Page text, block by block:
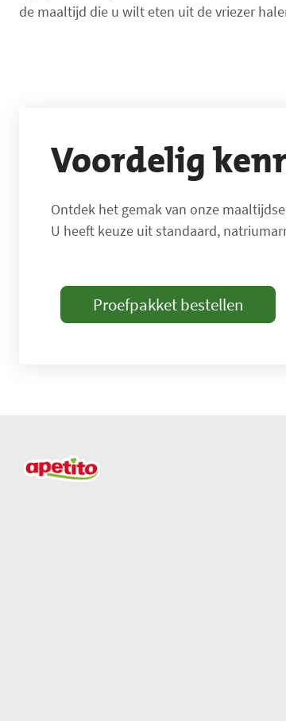
de maaltijd die u wilt eten uit de vriezer
Voordelig
Ontdek het gemak van onze
U heeft keuze uit standaard,
Proefpakket bestellen